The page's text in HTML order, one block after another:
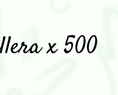
x 500